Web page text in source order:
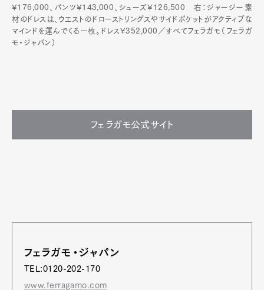
¥176,000、パンツ¥143,000、シューズ¥126,500 右：ジャージー素
材のドレスは、ウエストのドローストリングスやサイドポケットがアクティブな
マインドを運んでくる一枚。ドレス¥352,000／すべてフェラガモ（フェラガ
モ・ジャパン）
フェラガモ公式サイト
フェラガモ・ジャパン
TEL:0120-202-170
www.ferragamo.com